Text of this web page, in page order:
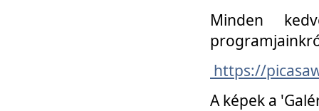
Minden
https://
A képek a